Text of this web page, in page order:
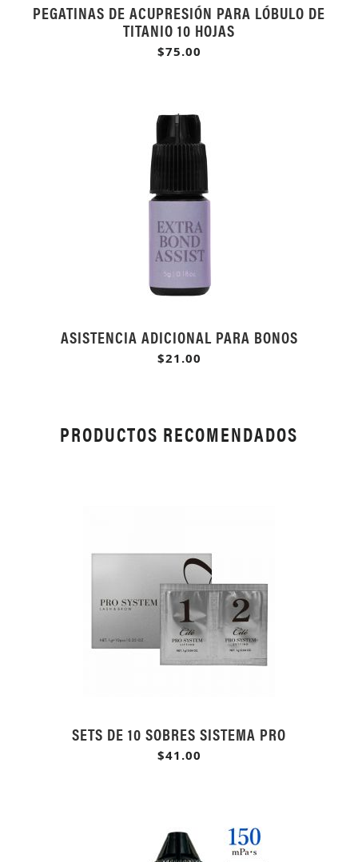
PEGATINAS DE ACUPRESIÓN PARA LÓBULO DE
TITANIO 10 HOJAS
$75.00
ASISTENCIA ADICIONAL PARA BONOS
$21.00
PRODUCTOS RECOMENDADOS
SETS DE 10 SOBRES SISTEMA PRO
$41.00